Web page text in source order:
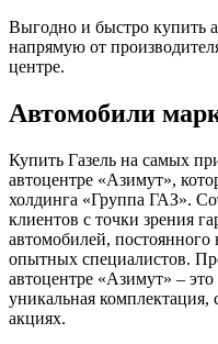
Выгодно и быстро купить
напрямую от
центре.
Автомобили
Купить Газель на самых
автоцентре «Азимут»,
холдинга «Группа ГАЗ».
клиентов с точки зрения
автомобилей,
опытных специалистов.
автоцентре «Азимут» –
уникальная комплектация,
акциях.